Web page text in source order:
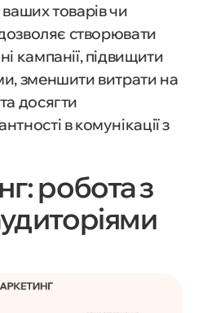
товарів чи
створювати
кампанії, підвищити
зменшити витрати на
досягти
в комунікації з
робота з